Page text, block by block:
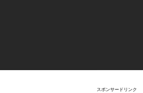
スポンサードリンク